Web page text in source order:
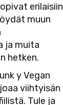
erilaisiin
muun
ja muita
hetken.
y Vegan
viihtyisän
Tule ja